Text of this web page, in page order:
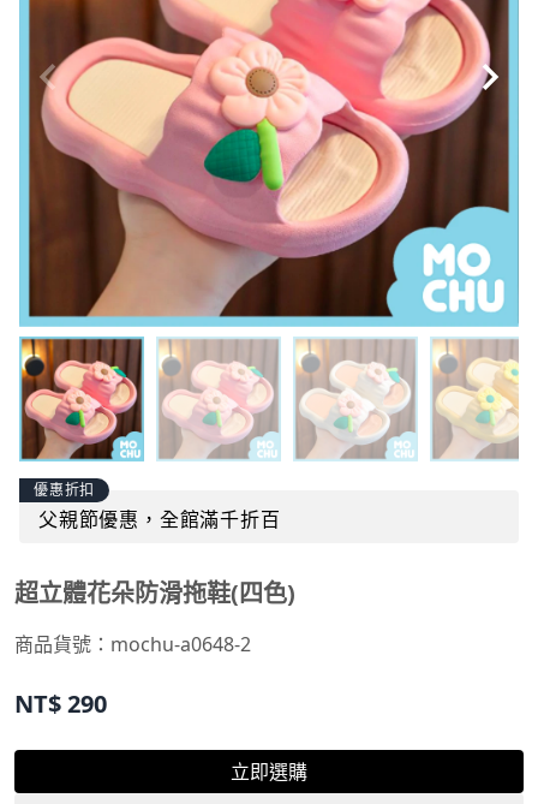
優惠折扣
父親節優惠，全館滿千折百
超立體花朵防滑拖鞋(四色)
商品貨號： mochu-a0648-2
NT$290
立即選購